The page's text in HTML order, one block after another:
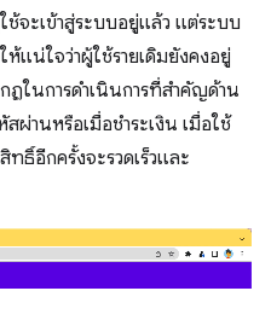
จะเข้าสู่ระบบอยู่แล้ว แต่ระบบ
แน่ใจว่าผู้ใช้รายเดิมยังคงอยู่
ในการดำเนินการที่สำคัญด้าน
ผ่านหรือเมื่อชำระเงิน เมื่อใช้
ธิ์อีกครั้งจะรวดเร็วและ